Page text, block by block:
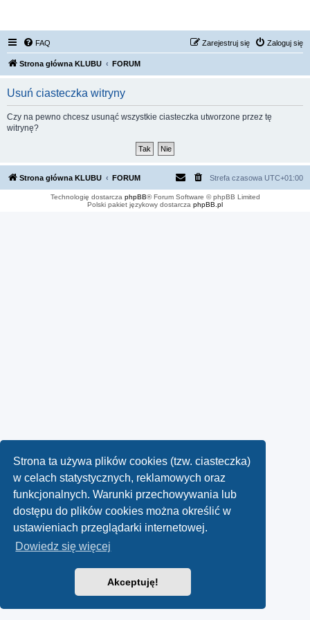
Strona ta używa plików cookies (tzw. ciasteczka)
w celach statystycznych, reklamowych oraz
funkcjonalnych. Warunki przechowywania lub
dostępu do plików cookies można określić w
ustawieniach przeglądarki internetowej.
Dowiedz się więcej
Akceptuję!
FAQ Zaloguj się
Zarejestruj się
Strona główna KLUBU FORUM
Usuń ciasteczka witryny
Czy na pewno chcesz usunąć wszystkie ciasteczka utworzone przez tę
witrynę?
Strona główna KLUBU FORUM Strefa czasowa UTC+01:00
Technologię dostarcza phpBB® Forum Software © phpBB Limited
Polski pakiet językowy dostarcza phpBB.pl